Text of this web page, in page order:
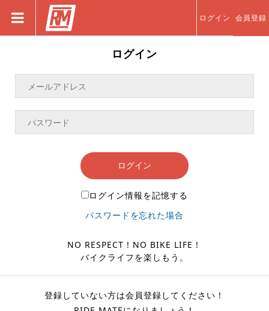
ログイン 会員登録
ログイン
ログイン
ログイン情報を記憶する
パスワードを忘れた場合
NO RESPECT！NO BIKE LIFE！
バイクライフを楽しもう。
登録していない方は会員登録してください！